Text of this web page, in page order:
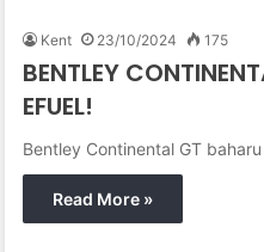
Kent 23/10/2024 175
BENTLEY
EFUEL!
Bentley Continental GT
Read More »